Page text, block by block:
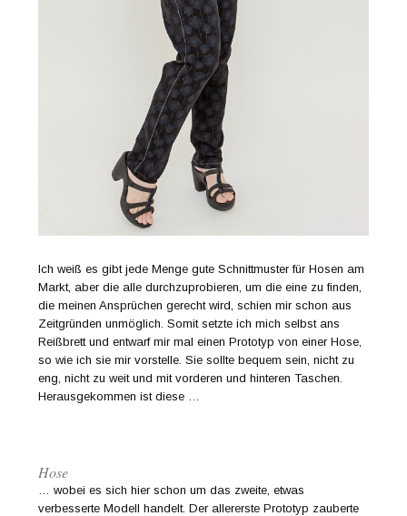
Ich weiß es gibt jede Menge gute Schnittmuster für Hosen am
Markt, aber die alle durchzuprobieren, um die eine zu finden,
die meinen Ansprüchen gerecht wird, schien mir schon aus
Zeitgründen unmöglich. Somit setzte ich mich selbst ans
Reißbrett und entwarf mir mal einen Prototyp von einer Hose,
so wie ich sie mir vorstelle. Sie sollte bequem sein, nicht zu
eng, nicht zu weit und mit vorderen und hinteren Taschen.
Herausgekommen ist diese …
Hose
… wobei es sich hier schon um das zweite, etwas
verbesserte Modell handelt. Der allererste Prototyp zauberte